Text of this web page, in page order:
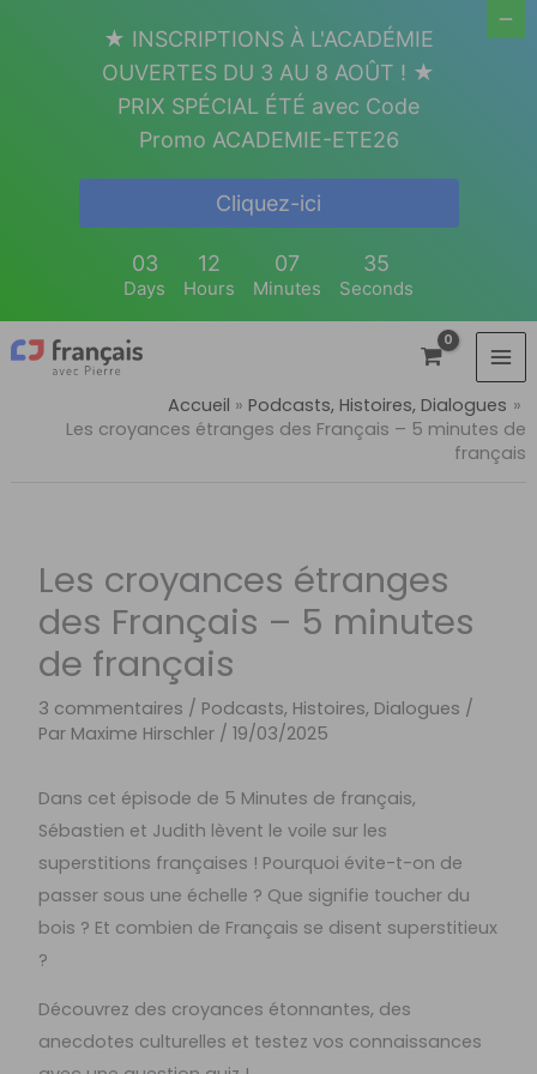
Accueil
Podcasts, Histoires, Dialogues
Les croyances étranges des Français – 5 minutes de
français
Les croyances étranges
des Français – 5 minutes
de français
3 commentaires / Podcasts, Histoires, Dialogues /
Par Maxime Hirschler /19/03/2025
Dans cet épisode de 5 Minutes de français,
Sébastien et Judith lèvent le voile sur les
superstitions françaises ! Pourquoi évite-t-on de
passer sous une échelle ? Que signifie toucher du
bois ? Et combien de Français se disent superstitieux
?
Découvrez des croyances étonnantes, des
anecdotes culturelles et testez vos connaissances
★ INSCRIPTIONS À L'ACADÉMIE
OUVERTES DU 3 AU 8 AOÛT ! ★
PRIX SPÉCIAL ÉTÉ avec Code
Promo ACADEMIE-ETE26
Cliquez-ici
03
Days
12
Hours
07
Minutes
35
Seconds